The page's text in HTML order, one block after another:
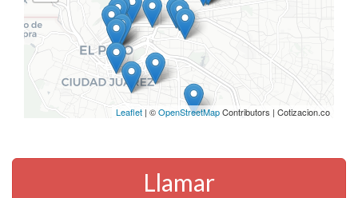
Leaflet | ©OpenStreetMapContributors | Cotizacion.co
Llamar